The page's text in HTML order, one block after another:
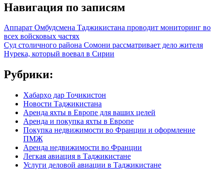
Навигация по записям
Аппарат Омбудсмена Таджикистана проводит мониторинг во
всех войсковых частях
Суд столичного района Сомони рассматривает дело жителя
Нурека, который воевал в Сирии
Рубрики:
Хабарҳо дар Тоҷикистон
Новости Таджикистана
Аренда яхты в Европе для ваших целей
Аренда и покупка яхты в Европе
Покупка недвижимости во Франции и оформление
ПМЖ
Аренда недвижимости во Франции
Легкая авиация в Таджикистане
Услуги деловой авиации в Таджикистане